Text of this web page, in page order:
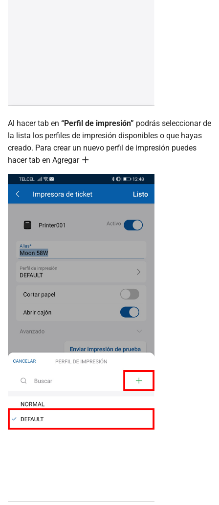
Al hacer tab en “Perfil de impresión” podrás seleccionar de
la lista los perfiles de impresión disponibles o que hayas
creado. Para crear un nuevo perfil de impresión puedes
hacer tab en Agregar